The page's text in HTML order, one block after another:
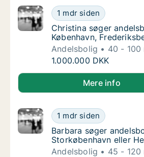
Christina søger
1 mdr siden
Christina søger
Christina søger
København,
Andelsbolig
40 - 100
Christina søger
1.000.000 DKK
Christina søger andelsbolig i
Mere info
Barbara søger
1 mdr siden
Barbara søger
Barbara søger
Storkøbenhavn eller
Andelsbolig
45 - 120